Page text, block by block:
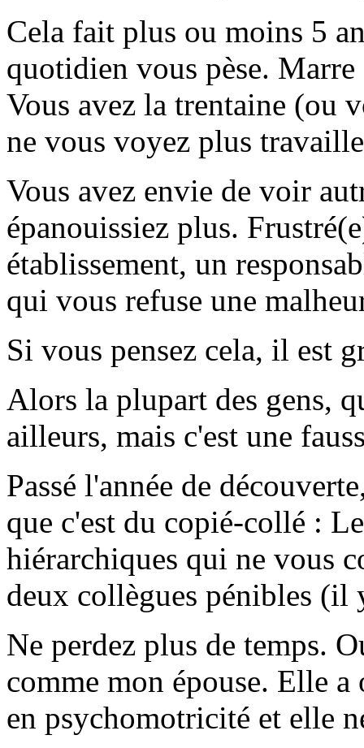
Cela fait plus ou moins 5
quotidien vous pèse.
Vous avez la trentaine (ou
ne vous voyez plus
Vous avez envie de voir
épanouissiez plus.
établissement, un
qui vous refuse une
Si vous pensez cela, il est
Alors la plupart des gens,
ailleurs, mais c'est une
Passé l'année de
que c'est du copié-collé :
hiérarchiques qui ne vous
deux collègues pénibles (il
Ne perdez plus de temps.
comme mon épouse. Elle
en psychomotricité et elle